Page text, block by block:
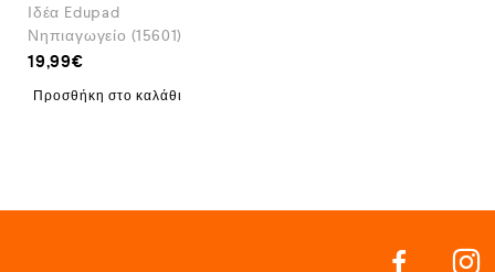
Ιδέα Edupad
Νηπιαγωγείο (15601)
19,99€
Προσθήκη στο καλάθι